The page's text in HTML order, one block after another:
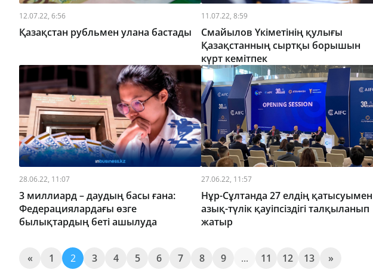
12.07.22, 6:56
Қазақстан рубльмен улана бастады
11.07.22, 8:59
Смайылов Үкіметінің қулығы
Қазақстанның сыртқы борышын
күрт кемітпек
28.06.22, 11:07
3 миллиард – даудың басы ғана:
Федерациялардағы өзге
былықтардың беті ашылуда
27.06.22, 11:57
Нұр-Сұлтанда 27 елдің қатысуымен
азық-түлік қауіпсіздігі талқыланып
жатыр
« 1 2 3 4 5 6 7 8 9 ... 11 12 13 »